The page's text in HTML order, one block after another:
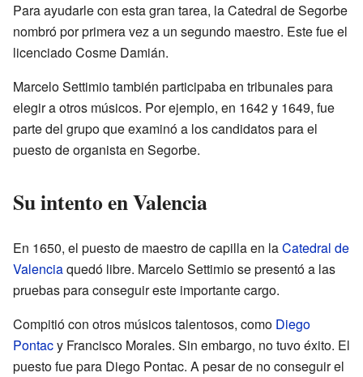
Para ayudarle con esta gran tarea, la Catedral de Segorbe
nombró por primera vez a un segundo maestro. Este fue el
licenciado Cosme Damián.
Marcelo Settimio también participaba en tribunales para
elegir a otros músicos. Por ejemplo, en 1642 y 1649, fue
parte del grupo que examinó a los candidatos para el
puesto de organista en Segorbe.
Su intento en Valencia
En 1650, el puesto de maestro de capilla en laCatedral de
Valenciaquedó libre. Marcelo Settimio se presentó a las
pruebas para conseguir este importante cargo.
Compitió con otros músicos talentosos, como Diego
Pontacy Francisco Morales. Sin embargo, no tuvo éxito. El
puesto fue para Diego Pontac. A pesar de no conseguir el